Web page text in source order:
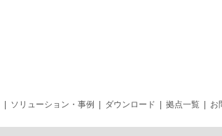
ソリューション・事例 ダウンロード 拠点一覧 お